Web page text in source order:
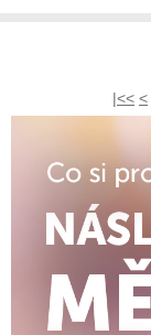
|<< <